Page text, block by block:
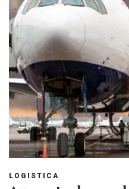
LOGISTICA